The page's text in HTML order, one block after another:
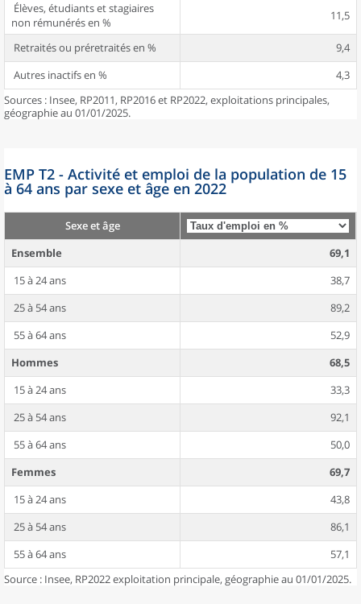
Élèves, étudiants et stagiaires
non rémunérés en %
11,5
Retraités ou préretraités en %
9,4
Autres inactifs en %
4,3
Sources : Insee, RP2011, RP2016 et RP2022, exploitations principales,
géographie au 01/01/2025.
EMP T2 - Activité et emploi de la population de 15
à 64 ans par sexe et âge en 2022
Sexe et âge
Ensemble
69,1
15 à 24 ans
38,7
25 à 54 ans
89,2
55 à 64 ans
52,9
Hommes
68,5
15 à 24 ans
33,3
25 à 54 ans
92,1
55 à 64 ans
50,0
Femmes
69,7
15 à 24 ans
43,8
25 à 54 ans
86,1
55 à 64 ans
57,1
Source : Insee, RP2022 exploitation principale, géographie au 01/01/2025.